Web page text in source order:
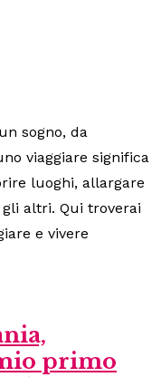
sogno, da
viaggiare significa
luoghi, allargare
altri. Qui troverai
e vivere
primo